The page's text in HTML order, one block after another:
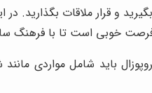
و قرار ملاقات بگذارید. در
خوبی است تا با فرهنگ
باید شامل مواردی